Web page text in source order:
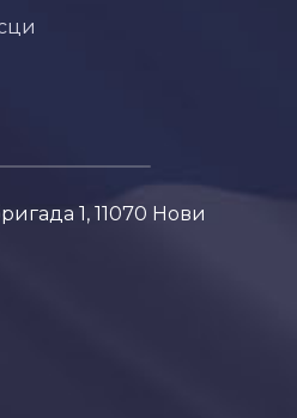
1, 11070 Нови